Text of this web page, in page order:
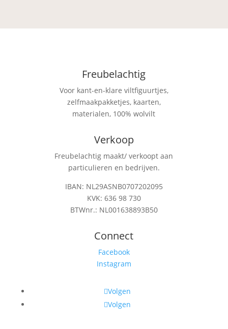
Freubelachtig
Voor kant-en-klare viltfiguurtjes,
zelfmaakpakketjes, kaarten,
materialen, 100% wolvilt
Verkoop
Freubelachtig maakt/ verkoopt aan
particulieren en bedrijven.
IBAN: NL29ASNB0707202095
KVK: 636 98 730
BTWnr.: NL001638893B50
Connect
Facebook
Instagram
Volgen
Volgen